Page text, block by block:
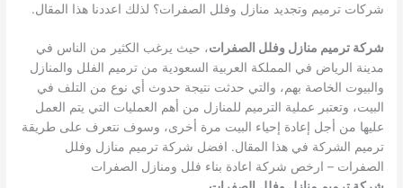
شركات ترميم وتجديد منازل وفلل الصفرات؟ لذلك اعددنا هذا المقال.
شركة ترميم منازل وفلل الصفرات، حيث يرغب الكثير من الناس في
مدينة الرياض في المملكة العربية السعودية من ترميم الفلل والمنازل
والبيوت الخاصة بهم، والتي حدثت نتيجة حدوث أي نوع من التلف في
البيت، وتعتبر عملية الترميم للمنازل من أهم العمليات التي يتم العمل
عليها من أجل إعادة إحياء البيت مرة أخرى، وسوف نتعرف على طريقة
ترميم الشركة في هذا المقال. افضل شركة ترميم منازل وفلل
الصفرات – ارخص شركة اعادة بناء فلل ومنازل الصفرات